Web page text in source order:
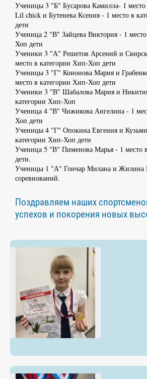
Ученицы 3 "Б" Бусарова Камилла- 1 место
Lil chick и Бутенева Ксения - 1 место в
дети
Ученица 2 "В" Зайцева Виктория - 1
Хоп дети
Ученики 3 "А" Решетов Арсений и
место в категории Хип-Хоп дети
Ученицы 3 "Г" Кононова Мария и
место в категории Хип-Хоп дети
Ученики 3 "В" Шабалова Мария и
категории Хип-Хоп
Ученица 4 "В" Чижикова Ангелина - 1
Хоп дети
Ученицы 4 "Г" Опокина Евгения и
категории Хип-Хоп дети
Ученица 5 "В" Пименова Марья - 1 место
дети.
Ученицы 1 "А" Гончар Милана и Жилина
соревнований.
Поздравляем наших
успехов и покорения новых